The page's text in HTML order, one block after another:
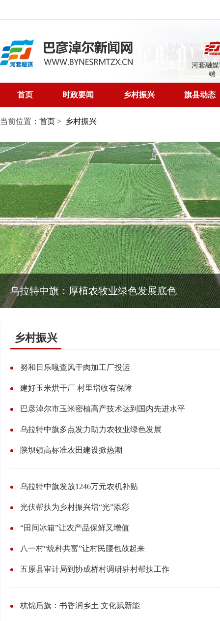
河套融
端
首页 时政要闻 乡村振兴 旗县动态
当前位置： 首页 > 乡村振兴
乌拉特中旗：厚植农牧业绿色发展底色
乡村振兴
努和日乐嘎查风干肉加工厂投运
建好玉米烘干厂 村里增收有保障
巴彦淖尔市玉米密植高产技术达到国内先进水平
乌拉特中旗多点发力助力农牧业绿色发展
陕坝镇高标准农田建设掀热潮
乌拉特中旗发放1246万元农机补贴
光伏帮扶为乡村振兴增“光”添彩
“田间冰箱”让农产品保鲜又增值
八一村“统种共富”让村民腰包鼓起来
五原县审计局到协成桥村调研驻村帮扶工作
杭锦后旗：书香润乡土 文化赋新能